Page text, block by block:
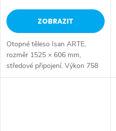
ZOBRAZIT
Otopné těleso Isan ARTE,
rozměr 1525 × 606 mm,
středové připojení. Výkon 758
W, ocelová konstrukce. Pro